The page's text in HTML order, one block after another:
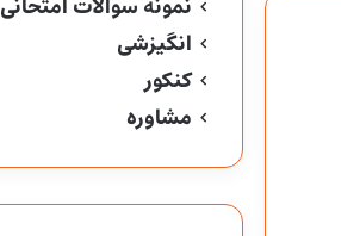
نمونه سوالات امتحانی
انگیزشی
کنکور
مشاوره